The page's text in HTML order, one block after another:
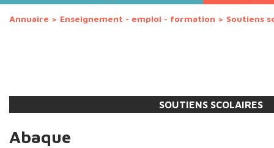
SOUTIENS SCOLAIRES
Annuaire > Enseignement - emploi - formation > Soutiens
Abaque